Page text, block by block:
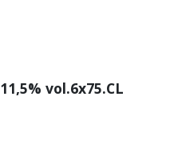
vol.6x75.CL